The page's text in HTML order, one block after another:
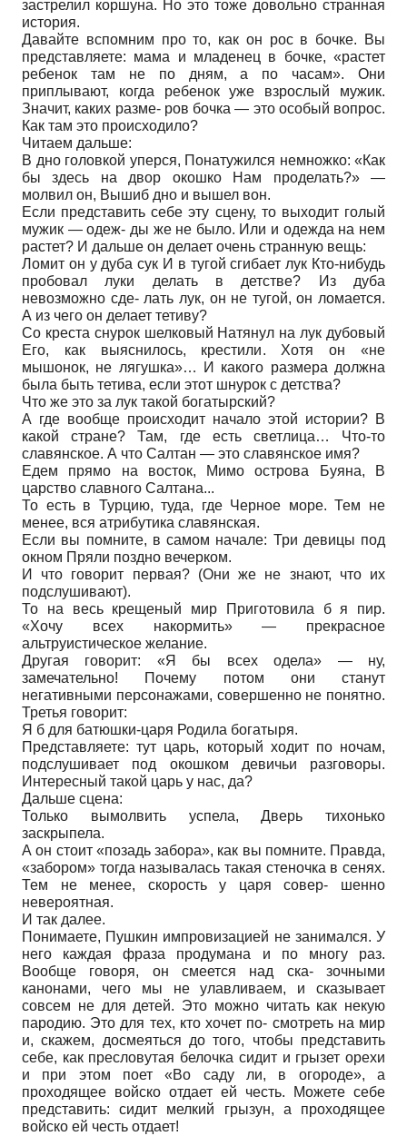
застрелил коршуна. Но это тоже довольно странная
история.
Давайте вспомним про то, как он рос в бочке. Вы
представляете: мама и младенец в бочке, «растет
ребенок там не по дням, а по часам». Они
приплывают, когда ребенок уже взрослый мужик.
Значит, каких разме- ров бочка — это особый вопрос.
Как там это происходило?
Читаем дальше:
В дно головкой уперся, Понатужился немножко: «Как
бы здесь на двор окошко Нам проделать?» —
молвил он, Вышиб дно и вышел вон.
Если представить себе эту сцену, то выходит голый
мужик — одеж- ды же не было. Или и одежда на нем
растет? И дальше он делает очень странную вещь:
Ломит он у дуба сук И в тугой сгибает лук Кто-нибудь
пробовал луки делать в детстве? Из дуба
невозможно сде- лать лук, он не тугой, он ломается.
А из чего он делает тетиву?
Со креста снурок шелковый Натянул на лук дубовый
Его, как выяснилось, крестили. Хотя он «не
мышонок, не лягушка»… И какого размера должна
была быть тетива, если этот шнурок с детства?
Что же это за лук такой богатырский?
А где вообще происходит начало этой истории? В
какой стране? Там, где есть светлица… Что-то
славянское. А что Салтан — это славянское имя?
Едем прямо на восток, Мимо острова Буяна, В
царство славного Салтана...
То есть в Турцию, туда, где Черное море. Тем не
менее, вся атрибутика славянская.
Если вы помните, в самом начале: Три девицы под
окном Пряли поздно вечерком.
И что говорит первая? (Они же не знают, что их
подслушивают).
То на весь крещеный мир Приготовила б я пир.
«Хочу всех накормить» — прекрасное
альтруистическое желание.
Другая говорит: «Я бы всех одела» — ну,
замечательно! Почему потом они станут
негативными персонажами, совершенно не понятно.
Третья говорит:
Я б для батюшки-царя Родила богатыря.
Представляете: тут царь, который ходит по ночам,
подслушивает под окошком девичьи разговоры.
Интересный такой царь у нас, да?
Дальше сцена:
Только вымолвить успела, Дверь тихонько
заскрыпела.
А он стоит «позадь забора», как вы помните. Правда,
«забором» тогда называлась такая стеночка в сенях.
Тем не менее, скорость у царя совер- шенно
невероятная.
И так далее.
Понимаете, Пушкин импровизацией не занимался. У
него каждая фраза продумана и по многу раз.
Вообще говоря, он смеется над ска- зочными
канонами, чего мы не улавливаем, и сказывает
совсем не для детей. Это можно читать как некую
пародию. Это для тех, кто хочет по- смотреть на мир
и, скажем, досмеяться до того, чтобы представить
себе, как пресловутая белочка сидит и грызет орехи
и при этом поет «Во саду ли, в огороде», а
проходящее войско отдает ей честь. Можете себе
представить: сидит мелкий грызун, а проходящее
войско ей честь отдает!